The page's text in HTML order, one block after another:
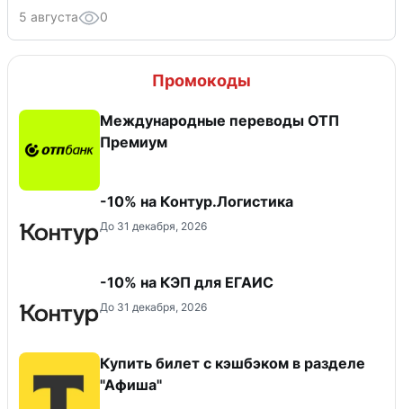
5 августа 0
Промокоды
Международные переводы ОТП
Премиум
-10% на Контур.Логистика
До 31 декабря, 2026
-10% на КЭП для ЕГАИС
До 31 декабря, 2026
Купить билет с кэшбэком в разделе
"Афиша"